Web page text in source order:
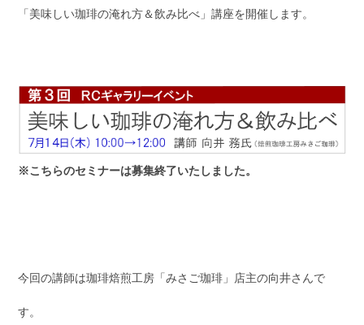
「美味しい珈琲の淹れ方＆飲み比べ」講座を開催します。
※こちらのセミナーは募集終了いたしました。
今回の講師は珈琲焙煎工房「みさご珈琲」店主の向井さんで
す。